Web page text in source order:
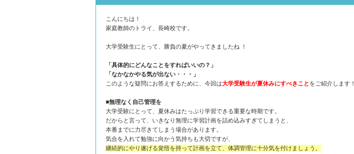
こんにちは！
家庭教師のトライ、長崎校です。
大学受験生にとって、勝負の夏がやってきましたね ！
「具体的にどんなことをすればいいの？」
「なかなかやる気が出ない・・・」
このような疑問にお答えするために、今回は大学受験生が夏休みにすべきこと をご紹介します！
■無理なく自己管理を
大学受験にとって、夏休みはたっぷり学習できる重要な時期です。
だからと言って、いきなり無理に学習計画を詰め込みすぎてしまうと、
本番までに力尽きてしまう場合があります。
気合を入れて勉強に向かう気持ちも大切ですが、
継続的にやり遂げる覚悟を持って計画を立て、体調管理に十分気を付けましょう。